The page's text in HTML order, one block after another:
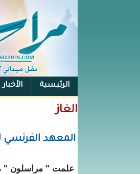
الرئيسية الأخبار
الفيس بوك
الغاز
المعهد الفرنسي
علمت " مراسلون "